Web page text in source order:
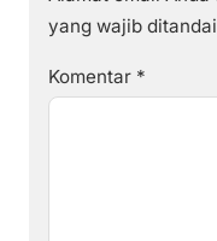
yang wajib ditandai
Komentar *